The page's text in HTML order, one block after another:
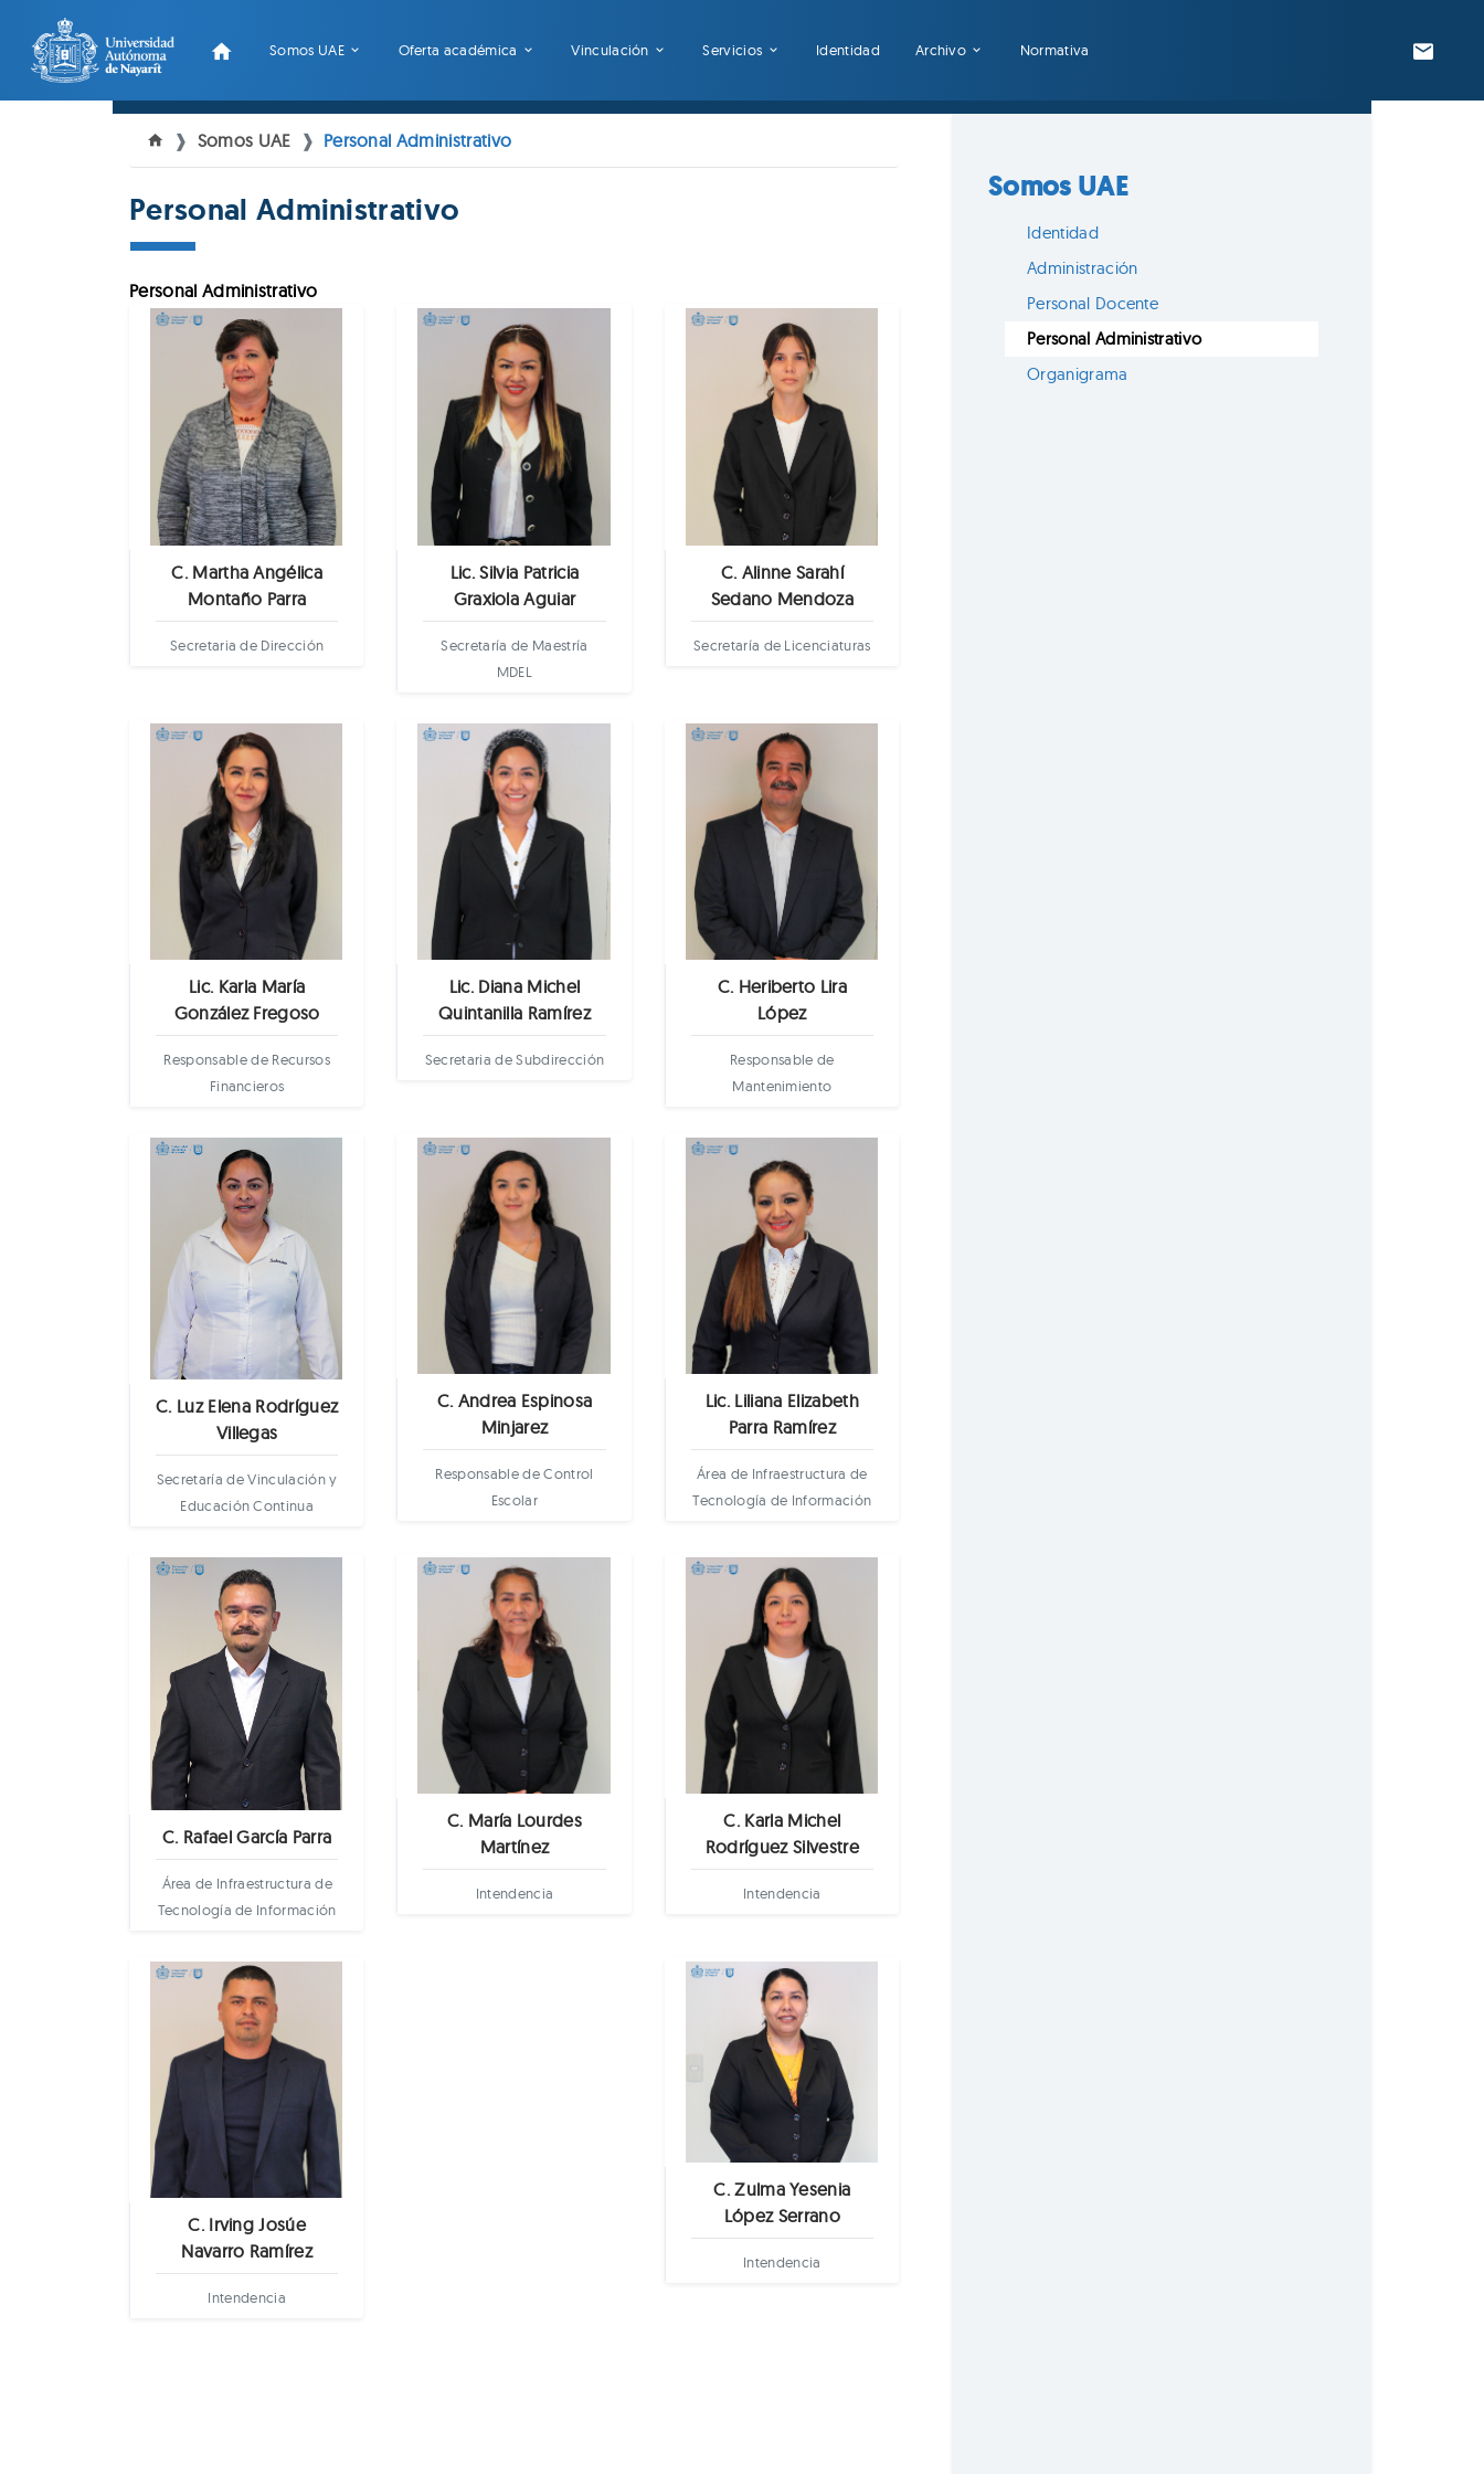
Somos UAE Oferta académica Vinculación Servicios Identidad Archivo Normativa
Somos UAE Personal Administrativo
Personal Administrativo
Personal Administrativo
C. Martha Angélica
Montaño Parra
Secretaria de Dirección
Lic. Silvia Patricia
Graxiola Aguiar
Secretaría de Maestría
MDEL
C. Alinne Sarahí
Sedano Mendoza
Secretaría de Licenciaturas
Lic. Karla María
González Fregoso
Responsable de Recursos
Financieros
Lic. Diana Michel
Quintanilla Ramírez
Secretaria de Subdirección
C. Heriberto Lira
López
Responsable de
Mantenimiento
C. Luz Elena Rodríguez
Villegas
Secretaría de Vinculación y
Educación Continua
C. Andrea Espinosa
Minjarez
Responsable de Control
Escolar
Lic. Liliana Elizabeth
Parra Ramírez
Área de Infraestructura de
Tecnología de Información
C. Rafael García Parra
Área de Infraestructura de
Tecnología de Información
C. María Lourdes
Martínez
Intendencia
C. Karla Michel
Rodríguez Silvestre
Intendencia
C. Irving Josúe
Navarro Ramírez
Intendencia
C. Zulma Yesenia
López Serrano
Intendencia
Somos UAE
Identidad
Administración
Personal Docente
Personal Administrativo
Organigrama